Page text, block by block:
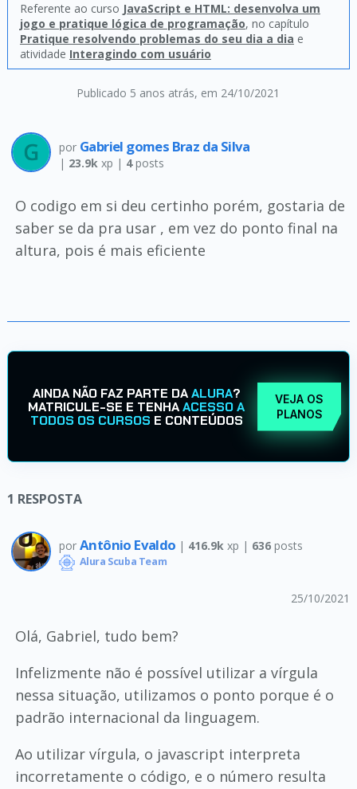
Publicado 5 anos atrás, em 24/10/2021
Referente ao curso JavaScript e HTML: desenvolva um
jogo e pratique lógica de programação, no capítulo
Pratique resolvendo problemas do seu dia a dia e
atividade Interagindo com usuário
por Gabriel gomes Braz da Silva
| 23.9kxp | 4posts
O codigo em si deu certinho porém, gostaria de
saber se da pra usar , em vez do ponto final na
altura, pois é mais eficiente
AINDA NÃO FAZ PARTE DAALURA?
MATRICULE-SE E TENHAACESSO A
TODOS OS CURSOS E CONTEÚDOS
VEJA OS
PLANOS
1 RESPOSTA
por Antônio Evaldo | 416.9k xp | 636posts
Alura Scuba Team
25/10/2021
Olá, Gabriel, tudo bem?
Infelizmente não é possível utilizar a vírgula
nessa situação, utilizamos o ponto porque é o
padrão internacional da linguagem.
Ao utilizar vírgula, o javascript interpreta
incorretamente o código, e o número resulta